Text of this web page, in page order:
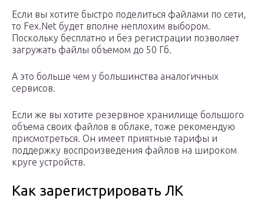
Если вы хотите быстро поделиться файлами по сети,
то Fex.Net будет вполне неплохим выбором.
Поскольку бесплатно и без регистрации позволяет
загружать файлы объемом до 50 Гб.
А это больше чем у большинства аналогичных
сервисов.
Если же вы хотите резервное хранилище большого
объема своих файлов в облаке, тоже рекомендую
присмотреться. Он имеет приятные тарифы и
поддержку воспроизведения файлов на широком
круге устройств.
Как зарегистрировать ЛК